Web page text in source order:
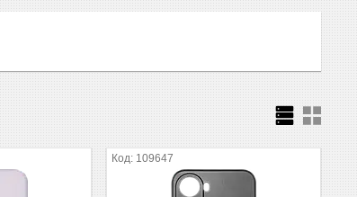
109647